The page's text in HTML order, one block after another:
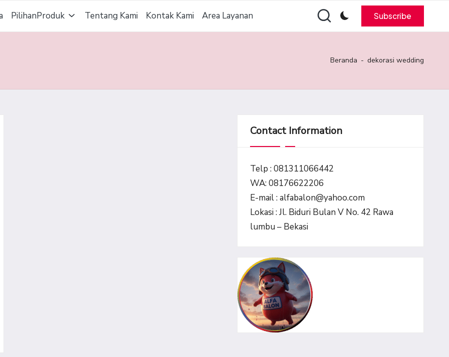
PilihanProduk Tentang Kami Kontak Kami Area Layanan Subscribe
Beranda - dekorasi wedding
Contact Information
Telp : 081311066442
WA: 08176622206
E-mail : alfabalon@yahoo.com
Lokasi : Jl. Biduri Bulan V No. 42 Rawa
lumbu – Bekasi